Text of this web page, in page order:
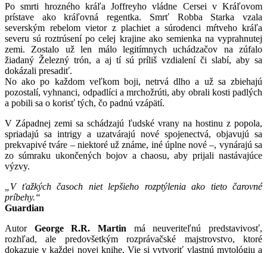
Po smrti hrozného kráľa Joffreyho vládne Cersei v Kráľovom
prístave ako kráľovná regentka. Smrť Robba Starka vzala
severským rebelom vietor z plachiet a súrodenci mŕtveho kráľa
severu sú roztrúsení po celej krajine ako semienka na vyprahnutej
zemi. Zostalo už len málo legitímnych uchádzačov na zúfalo
žiadaný Železný trón, a aj tí sú príliš vzdialení či slabí, aby sa
dokázali presadiť.
No ako po každom veľkom boji, netrvá dlho a už sa zbiehajú
pozostalí, vyhnanci, odpadlíci a mrchožrúti, aby obrali kosti padlých
a pobili sa o korisť tých, čo padnú vzápätí.
V Západnej zemi sa schádzajú ľudské vrany na hostinu z popola,
spriadajú sa intrigy a uzatvárajú nové spojenectvá, objavujú sa
prekvapivé tváre – niektoré už známe, iné úplne nové –, vynárajú sa
zo súmraku ukončených bojov a chaosu, aby prijali nastávajúce
výzvy.
„V ťažkých časoch niet lepšieho rozptýlenia ako tieto čarovné
príbehy.“
Guardian
Autor George R.R. Martin má neuveriteľnú predstavivosť,
rozhľad, ale predovšetkým rozprávačské majstrovstvo, ktoré
dokazuje v každej novej knihe. Vie si vytvoriť vlastnú mytológiu a